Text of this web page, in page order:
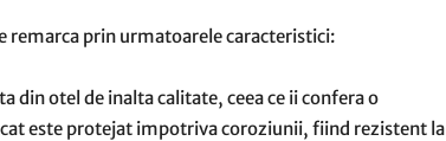
remarca prin urmatoarele caracteristici:
din otel de inalta calitate, ceea ce ii confera o
este protejat impotriva coroziunii, fiind rezistent la